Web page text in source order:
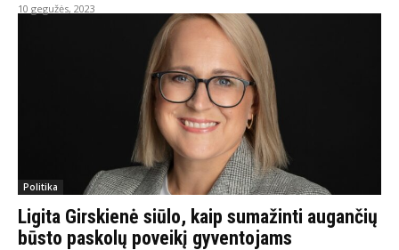
10 gegužės, 2023
Politika
Ligita Girskienė siūlo, kaip sumažinti augančių
būsto paskolų poveikį gyventojams